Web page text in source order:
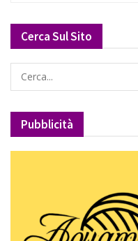
Cerca Sul Sito
Pubblicità